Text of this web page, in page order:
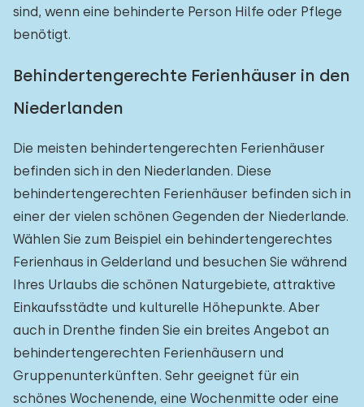
sind, wenn eine behinderte Person Hilfe oder Pflege
benötigt.
Behindertengerechte Ferienhäuser in den
Niederlanden
Die meisten behindertengerechten Ferienhäuser
befinden sich in den Niederlanden. Diese
behindertengerechten Ferienhäuser befinden sich in
einer der vielen schönen Gegenden der Niederlande.
Wählen Sie zum Beispiel ein behindertengerechtes
Ferienhaus in Gelderland und besuchen Sie während
Ihres Urlaubs die schönen Naturgebiete, attraktive
Einkaufsstädte und kulturelle Höhepunkte. Aber
auch in Drenthe finden Sie ein breites Angebot an
behindertengerechten Ferienhäusern und
Gruppenunterkünften. Sehr geeignet für ein
schönes Wochenende, eine Wochenmitte oder eine